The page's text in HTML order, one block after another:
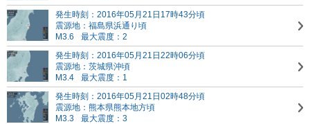
発生時刻：2016年05月21日17時43分頃
震源地：福島県浜通り頃
M3.6
最大震度：2
発生時刻：2016年05月21日22時06分頃
震源地：茨城県沖頃
M3.4
最大震度：1
発生時刻：2016年05月21日02時48分頃
震源地：熊本県熊本地方頃
M3.3
最大震度：3